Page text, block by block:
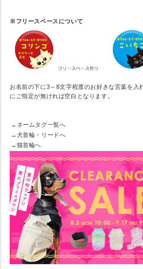
※フリースペースについて
お名前の下に3～8文字程度のお好きな言葉を入
にご指定が無ければ空白となります。
→ネームタグ一覧へ
→犬首輪・リードへ
→猫首輪へ